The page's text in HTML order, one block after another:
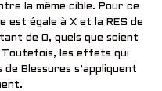
la même cible. Pour ce
est égale à X et la RES de
de 0, quels que soient
les effets qui
Blessures s’appliquent